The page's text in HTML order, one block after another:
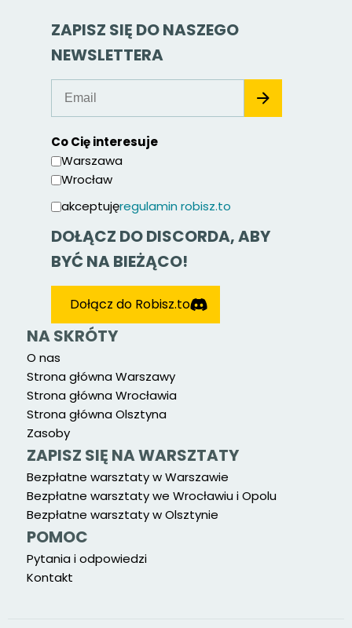
ZAPISZ SIĘ DO NASZEGO
NEWSLETTERA
Co Cię interesuje
Warszawa
Wrocław
akceptujęregulamin robisz.to
DOŁĄCZ DO DISCORDA, ABY
BYĆ NA BIEŻĄCO!
Dołącz do Robisz.to
NA SKRÓTY
O nas
Strona główna Warszawy
Strona główna Wrocławia
Strona główna Olsztyna
Zasoby
ZAPISZ SIĘ NA WARSZTATY
Bezpłatne warsztaty w Warszawie
Bezpłatne warsztaty we Wrocławiu i Opolu
Bezpłatne warsztaty w Olsztynie
POMOC
Pytania i odpowiedzi
Kontakt